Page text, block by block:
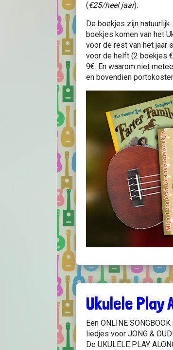
(€25/heel jaar).
De boekjes zijn
boekjes komen van het
voor de rest van het jaar
voor de helft (2 boekjes
9€. En waarom niet
en bovendien
Ukulele Play
Een ONLINE
liedjes voor JONG &
De UKULELE PLAY